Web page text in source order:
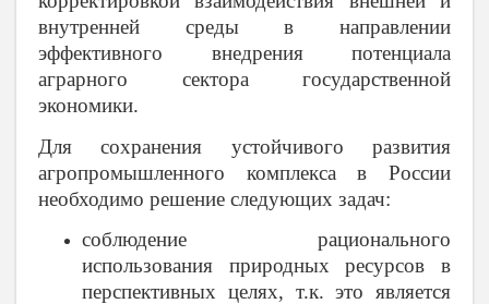
внутренней среды в направлении
эффективного внедрения потенциала
аграрного сектора государственной
экономики.
Для сохранения устойчивого развития
агропромышленного комплекса в России
необходимо решение следующих задач:
соблюдение рационального
использования природных ресурсов в
перспективных целях, т.к. это является